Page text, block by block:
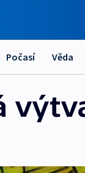
Počasí Věda